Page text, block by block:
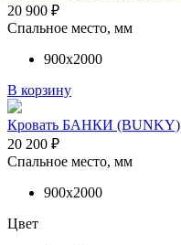
20 900 ₽
Спальное место, мм
900х2000
В корзину
Кровать БАНКИ (BUNKY)
20 200 ₽
Спальное место, мм
900х2000
Цвет